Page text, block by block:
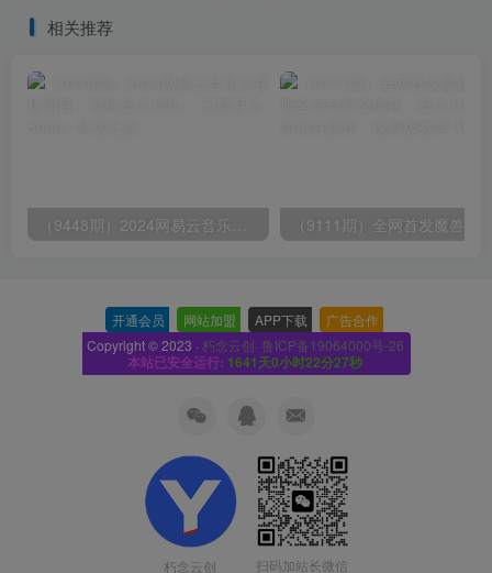
相关推荐
开通会员 网站加盟 APP下载 广告合作
Copyright © 2023 · 朽念云创· 鲁ICP备19064000号-26
本站已安全运行: 1641天0小时22分28秒
朽念云创 扫码加站长微信